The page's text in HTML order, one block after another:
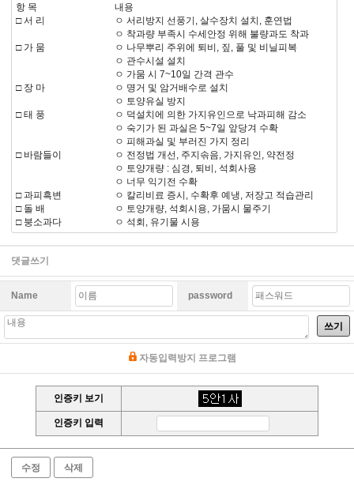
항 목
내용
□ 서 리
ㅇ 서리방지 선풍기, 살수장치 설치, 훈연법
ㅇ 착과량 부족시 수세안정 위해 불량과도 착과
□ 가 뭄
ㅇ 나무뿌리 주위에 퇴비, 짚, 풀 및 비닐피복
ㅇ 관수시설 설치
ㅇ 가뭄 시 7~10일 간격 관수
□ 장 마
ㅇ 명거 및 암거배수로 설치
ㅇ 토양유실 방지
□ 태 풍
ㅇ 덕설치에 의한 가지유인으로 낙과피해 감소
ㅇ 숙기가 된 과실은 5~7일 앞당겨 수확
ㅇ 피해과실 및 부러진 가지 정리
□ 바람들이
ㅇ 전정법 개선, 주지솎음, 가지유인, 약전정
ㅇ 토양개량 : 심경, 퇴비, 석회사용
ㅇ 너무 익기전 수확
□ 과피흑변
ㅇ 칼리비료 증시, 수확후 예냉, 저장고 적습관리
□ 돌 배
ㅇ 토양개량, 석회시용, 가뭄시 물주기
□ 붕소과다
ㅇ 석회, 유기물 시용
댓글쓰기
Name password
쓰기
자동입력방지 프로그램
인증키 보기
인증키 입력
수정 삭제